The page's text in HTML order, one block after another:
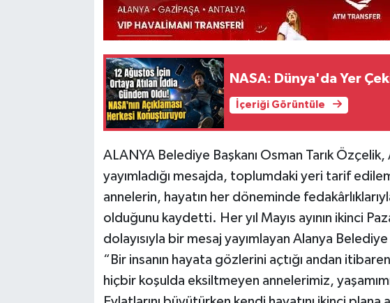
NASA: Dünya'da Yer
İçeriği Görüntüle
ALANYA Belediye Başkanı Osman Tarık Özçelik,
yayımladığı mesajda, toplumdaki yeri tarif
annelerin, hayatın her döneminde
olduğunu kaydetti. Her yıl Mayıs ayının ikinci
dolayısıyla bir mesaj yayımlayan Alanya
“Bir insanın hayata gözlerini açtığı andan
hiçbir koşulda eksiltmeyen annelerimiz,